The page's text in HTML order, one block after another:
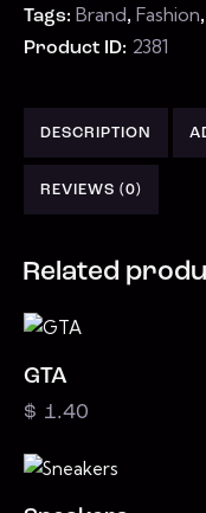
Tags: Brand, Fashion,
Product ID: 2381
DESCRIPTION
REVIEWS (0)
Related
GTA
$ 1.40